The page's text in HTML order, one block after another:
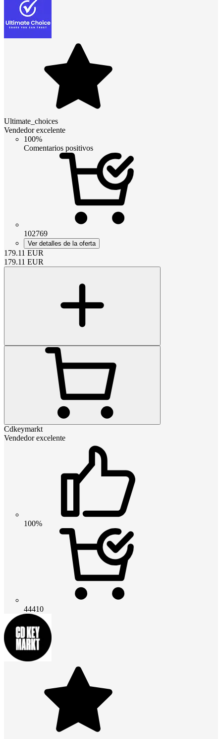
Ultimate_choices
Vendedor excelente
100%
Comentarios positivos
102769
Ver detalles de la oferta
179.11 EUR
179.11 EUR
Cdkeymarkt
Vendedor excelente
100%
44410